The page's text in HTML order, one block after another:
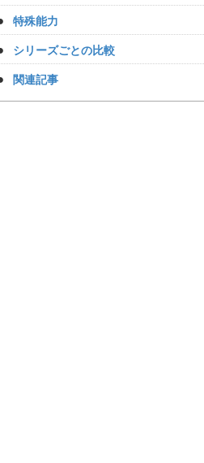
特殊能力
シリーズごとの比較
関連記事